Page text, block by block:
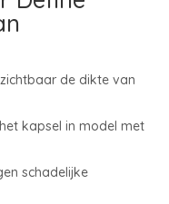
de dikte van
kapsel in model met
schadelijke